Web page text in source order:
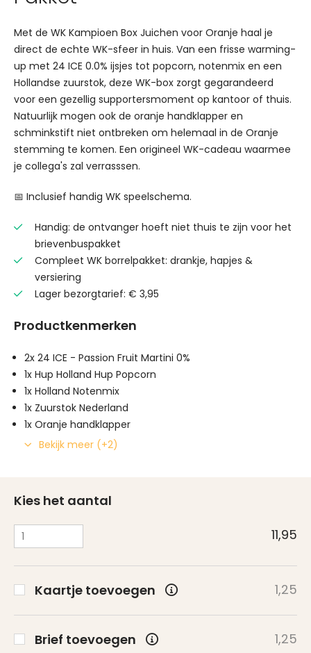
Met de WK Kampioen Box Juichen voor Oranje haal je
direct de echte WK-sfeer in huis. Van een frisse warming-
up met 24 ICE 0.0% ijsjes tot popcorn, notenmix en een
Hollandse zuurstok, deze WK-box zorgt gegarandeerd
voor een gezellig supportersmoment op kantoor of thuis.
Natuurlijk mogen ook de oranje handklapper en
schminkstift niet ontbreken om helemaal in de Oranje
stemming te komen. Een origineel WK-cadeau waarmee
je collega's zal verrasssen.
📅 Inclusief handig WK speelschema.
Handig: de ontvanger hoeft niet thuis te zijn voor het
brievenbuspakket
Compleet WK borrelpakket: drankje, hapjes &
versiering
Lager bezorgtarief: € 3,95
Productkenmerken
2x 24 ICE - Passion Fruit Martini 0%
1x Hup Holland Hup Popcorn
1x Holland Notenmix
1x Zuurstok Nederland
1x Oranje handklapper
Bekijk meer (+2)
Kies het aantal
11,95
Kaartje toevoegen 1,25
Brief toevoegen 1,25